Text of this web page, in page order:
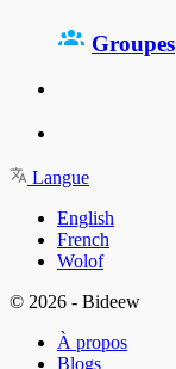
Groupes
Langue
English
French
Wolof
© 2026 - Bideew
À propos
Blogs